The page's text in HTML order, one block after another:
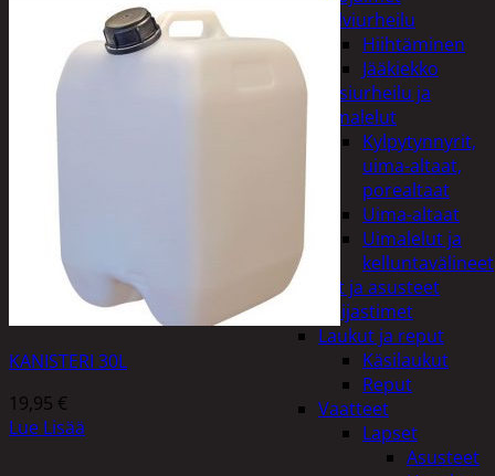
Talviurheilu
Hiihtäminen
Jääkiekko
Vesiurheilu ja
uimalelut
Kylpytynnyrit,
uima-altaat,
porealtaat
Uima-altaat
Uimalelut ja
kelluntavälineet
Vaatteet ja asusteet
Heijastimet
Laukut ja reput
Käsilaukut
Reput
Vaatteet
Lapset
Asusteet
KANISTERI 30L
19,95 €
Lue Lisää